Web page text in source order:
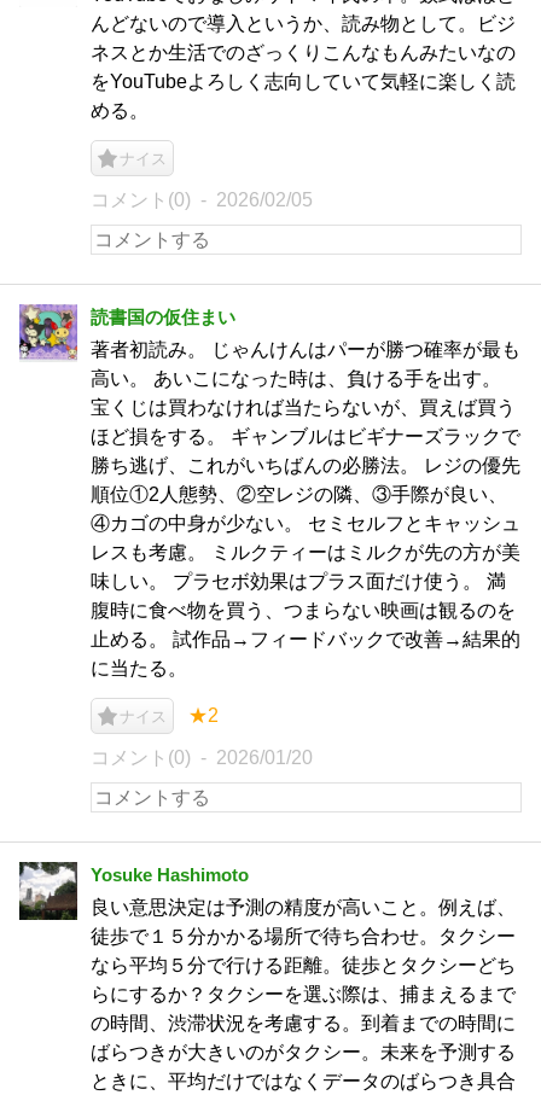
んどないので導入というか、読み物として。ビジ
ネスとか生活でのざっくりこんなもんみたいなの
をYouTubeよろしく志向していて気軽に楽しく読
める。
ナイス
コメント(0) 2026/02/05
読書国の仮住まい
著者初読み。 じゃんけんはパーが勝つ確率が最も
高い。 あいこになった時は、負ける手を出す。
宝くじは買わなければ当たらないが、買えば買う
ほど損をする。 ギャンブルはビギナーズラックで
勝ち逃げ、これがいちばんの必勝法。 レジの優先
順位①2人態勢、②空レジの隣、③手際が良い、
④カゴの中身が少ない。 セミセルフとキャッシュ
レスも考慮。 ミルクティーはミルクが先の方が美
味しい。 プラセボ効果はプラス面だけ使う。 満
腹時に食べ物を買う、つまらない映画は観るのを
止める。 試作品→フィードバックで改善→結果的
に当たる。
ナイス ★2
コメント(0) 2026/01/20
Yosuke Hashimoto
良い意思決定は予測の精度が高いこと。例えば、
徒歩で１５分かかる場所で待ち合わせ。タクシー
なら平均５分で行ける距離。徒歩とタクシーどち
らにするか？タクシーを選ぶ際は、捕まえるまで
の時間、渋滞状況を考慮する。到着までの時間に
ばらつきが大きいのがタクシー。未来を予測する
ときに、平均だけではなくデータのばらつき具合